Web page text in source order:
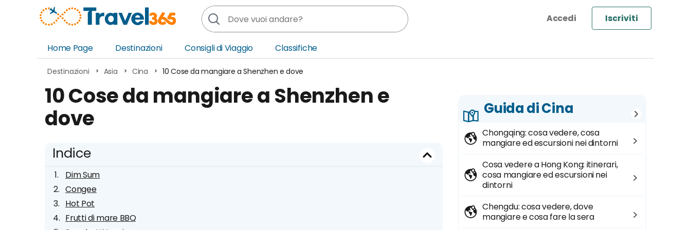
Iscriviti
Home Page
Destinazioni
Africa
Asia
Europa
Oceania
Nord America
America Centrale
Consigli di Viaggio Classifiche
Destinazioni Asia Cina 10 Cose da mangiare a Shenzhen e dove
10 Cose da mangiare a Shenzhen e
dove
Indice
Dim Sum
Congee
Hot Pot
Frutti di mare BBQ
Guida di Cina
Chongqing: cosa vedere, cosa
mangiare ed escursioni nei dintorni
Cosa vedere a Hong Kong: itinerari,
cosa mangiare ed escursioni nei
dintorni
Chengdu: cosa vedere, dove
mangiare e cosa fare la sera